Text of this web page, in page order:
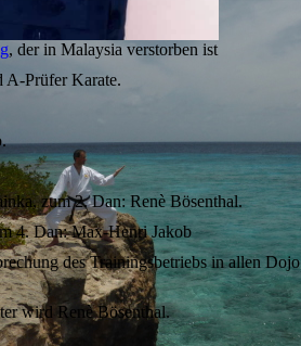
, der in Malaysia verstorben ist
A-Prüfer Karate.
zum 2. Dan: Renè Bösenthal.
4. Dan: Max-Henri Jakob
des Trainingsbetriebs in allen Dojo
wird Renè Bösenthal.